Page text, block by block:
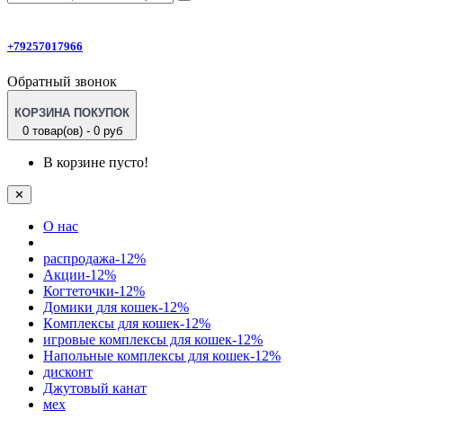
+79257017966
Обратный звонок
КОРЗИНА ПОКУПОК
0 товар(ов) - 0 руб
В корзине пусто!
✕
О нас
распродажа-12%
Акции-12%
Когтеточки-12%
Домики для кошек-12%
Кoмплексы для кошек-12%
игровые комплексы для кошек-12%
Напольные комплексы для кошек-12%
дисконт
Джутовый канат
мех